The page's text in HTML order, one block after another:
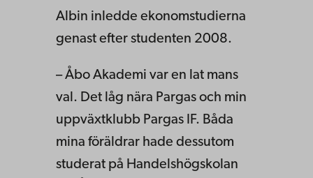
Albin inledde ekonomstudierna
genast efter studenten 2008.
– Åbo Akademi var en lat mans
val. Det låg nära Pargas och min
uppväxtklubb Pargas IF. Båda
mina föräldrar hade dessutom
studerat på Handelshögskolan